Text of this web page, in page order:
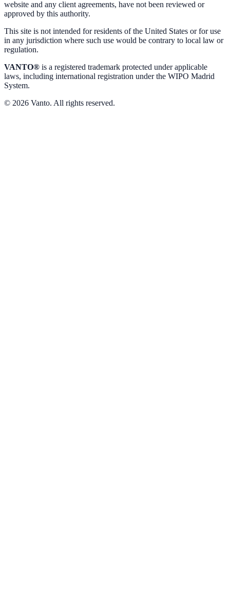
website and any client agreements, have not been reviewed or
approved by this authority.
This site is not intended for residents of the United States or for use
in any jurisdiction where such use would be contrary to local law or
regulation.
VANTO® is a registered trademark protected under applicable
laws, including international registration under the WIPO Madrid
System.
© 2026 Vanto. All rights reserved.